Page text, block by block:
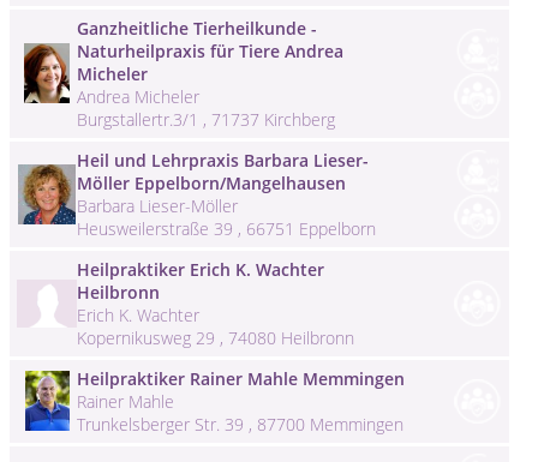
Ganzheitliche Tierheilkunde -
Naturheilpraxis für Tiere Andrea
Micheler
Andrea Micheler
Burgstallertr.3/1 , 71737 Kirchberg
Heil und Lehrpraxis Barbara Lieser-
Möller Eppelborn/Mangelhausen
Barbara Lieser-Möller
Heusweilerstraße 39 , 66751 Eppelborn
Heilpraktiker Erich K. Wachter
Heilbronn
Erich K. Wachter
Kopernikusweg 29 , 74080 Heilbronn
Heilpraktiker Rainer Mahle Memmingen
Rainer Mahle
Trunkelsberger Str. 39 , 87700 Memmingen